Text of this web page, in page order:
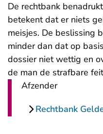
De rechtbank
betekent dat er niets
meisjes. De beslissing
minder dan dat op
dossier niet wettig en
de man de strafbare
Afzender
Rechtbank